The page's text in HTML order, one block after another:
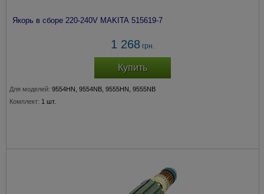
Якорь в сборе 220-240V MAKITA 515619-7
1 268 грн.
Купить
Для моделей: 9554HN, 9554NB, 9555HN, 9555NB
Комплект: 1 шт.